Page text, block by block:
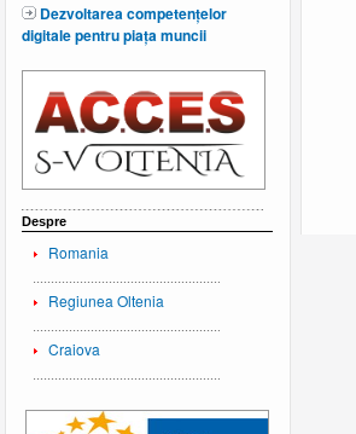
Dezvoltarea competențelor
digitale pentru piața muncii
Despre
Romania
Regiunea Oltenia
Craiova